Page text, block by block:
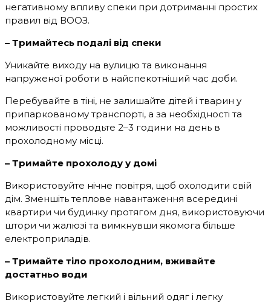
негативному впливу спеки при дотриманні простих
правил від ВООЗ.
– Тримайтесь подалі від спеки
Уникайте виходу на вулицю та виконання
напруженої роботи в найспекотніший час доби.
Перебувайте в тіні, не залишайте дітей і тварин у
припаркованому транспорті, а за необхідності та
можливості проводьте 2–3 години на день в
прохолодному місці.
– Тримайте прохолоду у домі
Використовуйте нічне повітря, щоб охолодити свій
дім. Зменшіть теплове навантаження всередині
квартири чи будинку протягом дня, використовуючи
штори чи жалюзі та вимкнувши якомога більше
електроприладів.
– Тримайте тіло прохолодним, вживайте
достатньо води
Використовуйте легкий і вільний одяг і легку